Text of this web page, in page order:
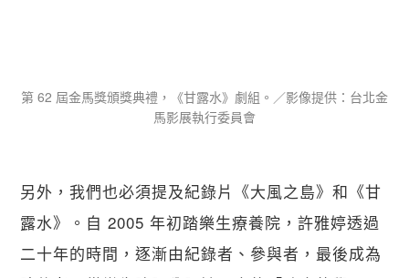
第 62 屆金馬獎頒獎典禮，《甘露水》劇組。／影像提供：台北金
馬影展執行委員會
另外，我們也必須提及紀錄片《大風之島》和《甘
露水》。自 2005 年初踏樂生療養院，許雅婷透過
二十年的時間，逐漸由紀錄者、參與者，最後成為